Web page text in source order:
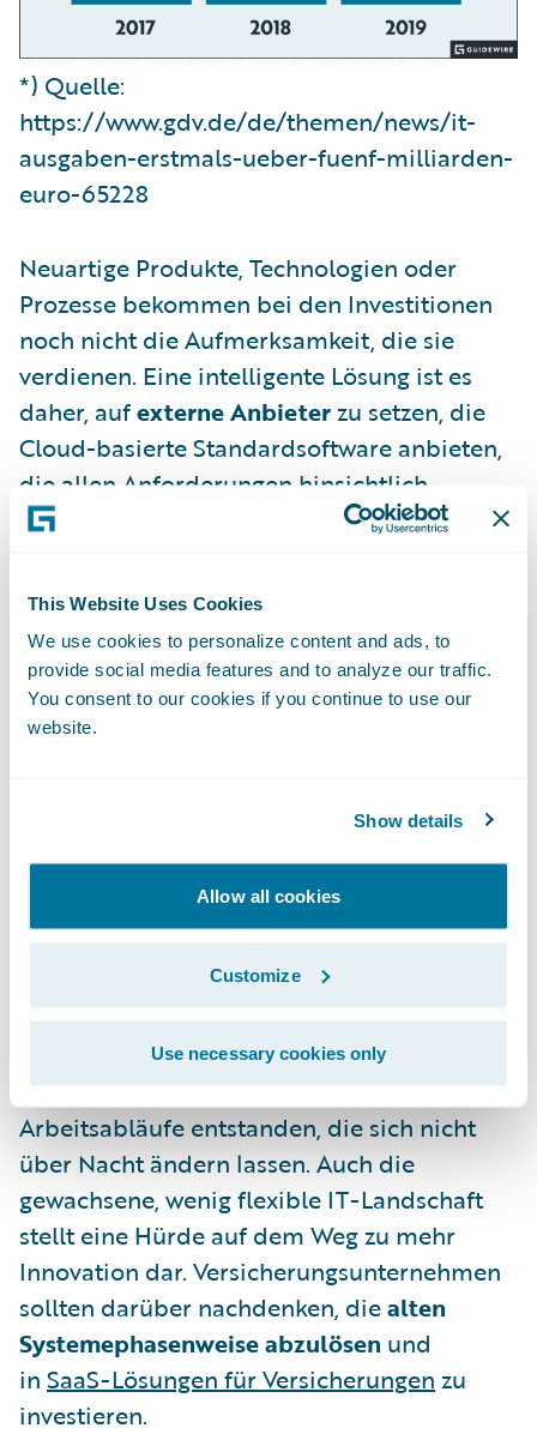
This Website Uses Cookies
We use cookies to personalize content and ads, to
provide social media features and to analyze our traffic.
You consent to our cookies if you continue to use our
website.
Show details
Allow all cookies
Customize
Use necessary cookies only
*) Quelle:
https://www.gdv.de/de/themen/news/it-
ausgaben-erstmals-ueber-fuenf-milliarden-
euro-65228
Neuartige Produkte, Technologien oder
Prozesse bekommen bei den Investitionen
noch nicht die Aufmerksamkeit, die sie
verdienen. Eine intelligente Lösung ist es
daher, aufexterne Anbieterzu setzen, die
Cloud-basierte Standardsoftware anbieten,
die allen Anforderungen hinsichtlich
Datenschutzes und Compliance gerecht
Pflege und Wartung der Altsysteme.
Die
freiwerdenden Kapazitäten
können Sie
schließlich fürdie Schaffung von
Innovationennutzen.
einem langfristigen Geschäftsmodell
aufbauen. Stabile Rahmenbedingungen und
geringer Konkurrenzdruck sorgten lange
Zeit für gute Ergebnisse, so dass
Innovationen nur inkrementell erfolgten.
Außerdem sind in dieser Zeit
komplexe
Unternehmensstrukturenund starre
Arbeitsabläufe entstanden, die sich nicht
über Nacht ändern lassen. Auch die
gewachsene, wenig flexible IT-Landschaft
stellt eine Hürde auf dem Weg zu mehr
Innovation dar. Versicherungsunternehmen
sollten darüber nachdenken, diealten
Systemephasenweise abzulösen und
in SaaS-Lösungen für Versicherungen zu
investieren.